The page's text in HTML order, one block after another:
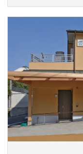
通夜対応